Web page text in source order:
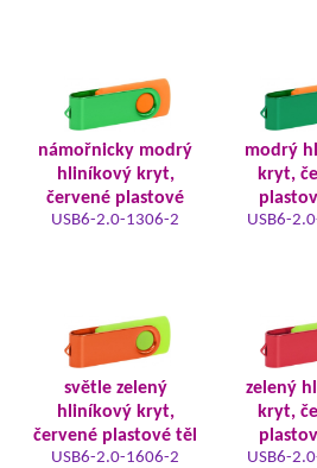
námořnicky modrý
hliníkový kryt,
červené plastové
USB6-2.0-1306-2
modrý
kryt,
USB6-
světle zelený
hliníkový kryt,
červené plastové těl
USB6-2.0-1606-2
zelený
kryt,
USB6-